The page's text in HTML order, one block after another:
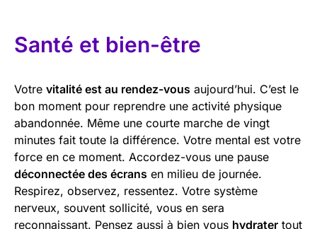
Santé et bien-être
Votre vitalité est au rendez-vous aujourd’hui. C’est le
bon moment pour reprendre une activité physique
abandonnée. Même une courte marche de vingt
minutes fait toute la différence. Votre mental est votre
force en ce moment. Accordez-vous une pause
déconnectée des écrans en milieu de journée.
Respirez, observez, ressentez. Votre système
nerveux, souvent sollicité, vous en sera
reconnaissant. Pensez aussi à bien vous hydrater tout